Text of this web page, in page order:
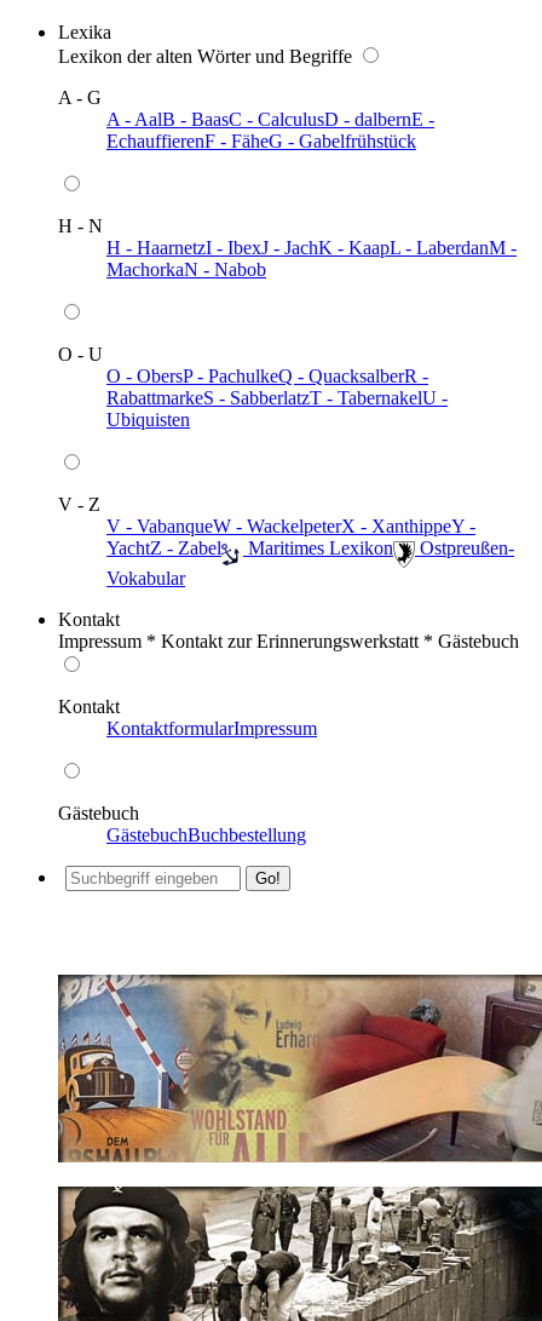
Lexika
Lexikon der alten Wörter und Begriffe
A - G
A - AalB - BaasC - CalculusD - dalbernE -
EchauffierenF - FäheG - Gabelfrühstück
H - N
H - HaarnetzI - IbexJ - JachK - KaapL - LaberdanM -
MachorkaN - Nabob
O - U
O - ObersP - PachulkeQ - QuacksalberR -
RabattmarkeS - SabberlatzT - TabernakelU -
Ubiquisten
V - Z
V - VabanqueW - WackelpeterX - XanthippeY -
YachtZ - Zabel ️ Maritimes Lexikon
️ Ostpreußen-
Vokabular
Kontakt
Impressum * Kontakt zur Erinnerungswerkstatt * Gästebuch
Kontakt
KontaktformularImpressum
Gästebuch
GästebuchBuchbestellung